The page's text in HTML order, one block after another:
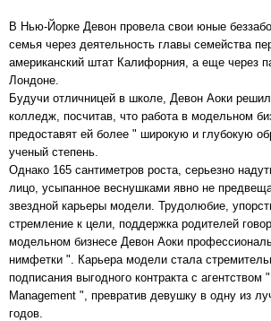
В Нью-Йорке Девон провела свои юные
семья через деятельность главы семейства
американский штат Калифорния, а еще через
Лондоне.
Будучи отличницей в школе, Девон Аоки
колледж, посчитав, что работа в модельном
предоставят ей более " широкую и глубокую
ученый степень.
Однако 165 сантиметров роста, серьезно
лицо, усыпанное веснушками явно не
звездной карьеры модели. Трудолюбие,
стремление к цели, поддержка родителей
модельном бизнесе Девон Аоки
нимфетки ". Карьера модели стала
подписания выгодного контракта с агентством
Management ", превратив девушку в одну из
годов.